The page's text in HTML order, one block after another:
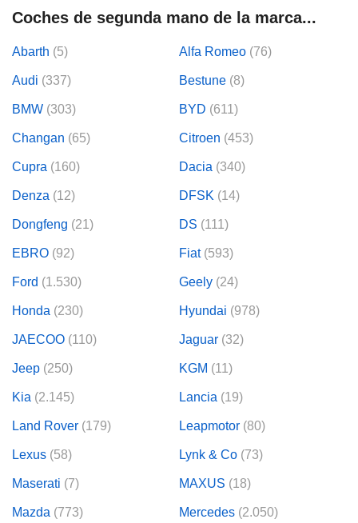
e
medición
audiencia
Coches de segunda mano de la marca...
Abarth (5) Alfa Romeo (76)
Audi (337) Bestune (8)
BMW (303) BYD (611)
Changan (65) Citroen (453)
Cupra (160) Dacia (340)
Denza (12) DFSK (14)
Dongfeng (21) DS (111)
EBRO (92) Fiat(593)
Ford (1.530) Geely (24)
Honda (230) Hyundai (978)
JAECOO (110) Jaguar (32)
Jeep (250) KGM (11)
Kia (2.145) Lancia (19)
Land Rover (179) Leapmotor (80)
Lexus (58) Lynk & Co (73)
Maserati (7) MAXUS (18)
Mazda (773) Mercedes (2.050)